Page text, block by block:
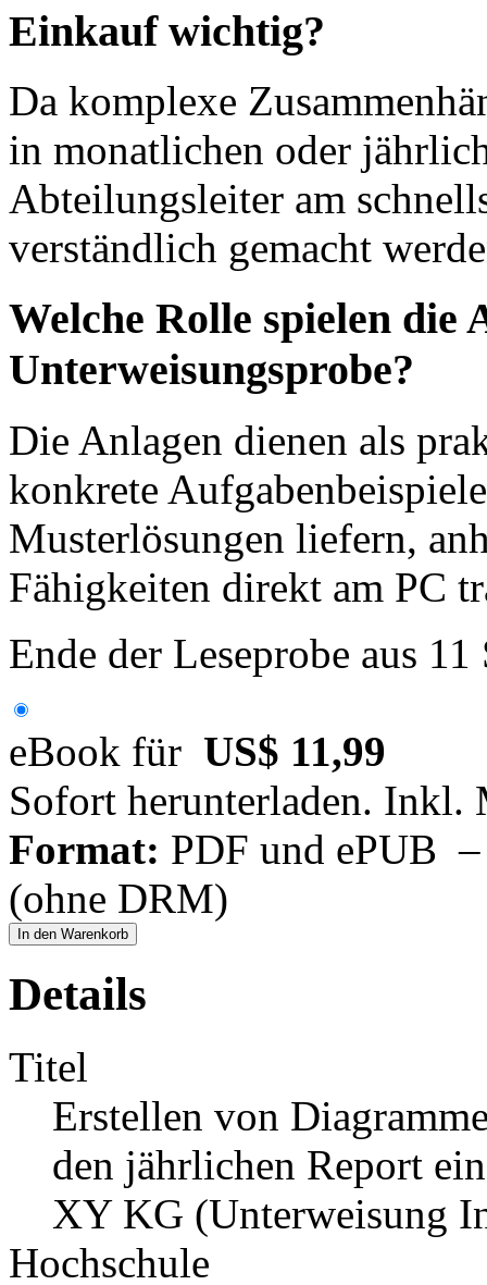
Einkauf wichtig?
Da komplexe
in monatlichen oder
Abteilungsleiter am
verständlich gemacht
Welche Rolle spielen die
Unterweisungsprobe?
Die Anlagen dienen als
konkrete
Musterlösungen liefern,
Fähigkeiten direkt am PC
Ende der Leseprobe aus
eBook für US$ 11,99
Sofort herunterladen. Inkl.
Format: PDF und ePUB
(ohne DRM)
In den Warenkorb
Details
Titel
Erstellen von
den jährlichen Report
XY KG (Unterweisung
Hochschule